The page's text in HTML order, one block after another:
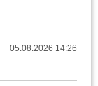
05.08.2026 14:26